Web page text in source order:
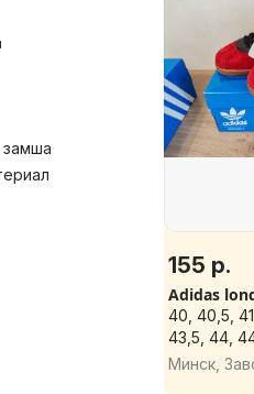
замша
155 р.
Adidas
40, 40,5,
43,5, 44,
Минск,